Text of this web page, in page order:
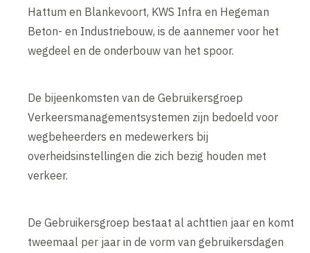
Hattum en Blankevoort, KWS Infra en Hegeman
Beton- en Industriebouw, is de aannemer voor het
wegdeel en de onderbouw van het spoor.
De bijeenkomsten van de Gebruikersgroep
Verkeersmanagementsystemen zijn bedoeld voor
wegbeheerders en medewerkers bij
overheidsinstellingen die zich bezig houden met
verkeer.
De Gebruikersgroep bestaat al achttien jaar en komt
tweemaal per jaar in de vorm van gebruikersdagen